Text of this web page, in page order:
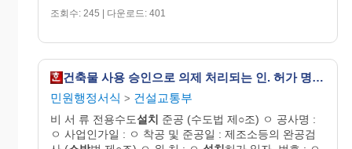
조회수: 245 | 다운로드: 401
건축물 사용 승인으로 의제 처리되는 인. 허가 명세서
민원행정서식 > 건설교통부
비 서 류 전용수도설치 준공 (수도법 제○조) ㅇ 공사명 :
ㅇ 사업인가일 : ㅇ 착공 및 준공일 : 제조소등의 완공검